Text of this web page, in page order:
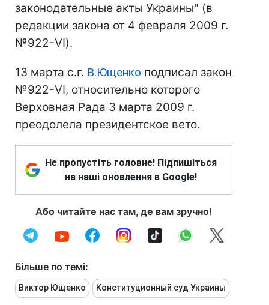
законодательные акты Украины" (в
редакции закона от 4 февраля 2009 г.
№922-VI).
13 марта с.г. В.Ющенко подписал закон
№922-VІ, относительно которого
Верховная Рада 3 марта 2009 г.
преодолела президентское вето.
Не пропустіть головне! Підпишіться
на наші оновлення в Google!
Або читайте нас там, де вам зручно!
Більше по темі:
Виктор Ющенко Конституционный суд Украины